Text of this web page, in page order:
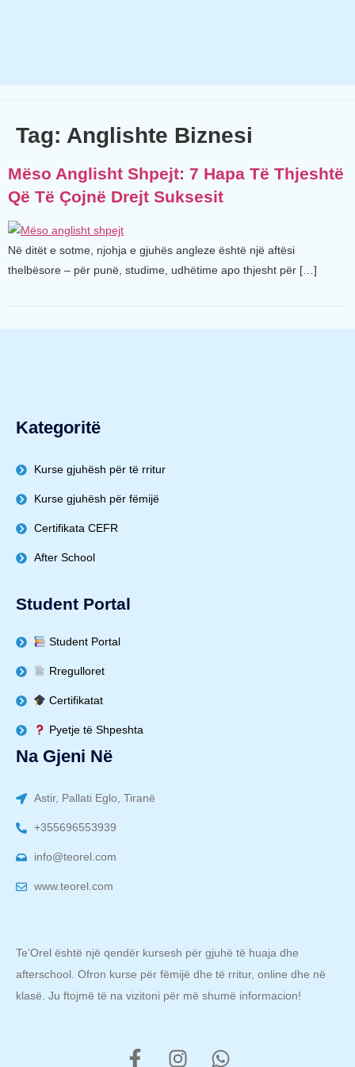
Tag: Anglishte Biznesi
Mëso Anglisht Shpejt: 7 Hapa Të Thjeshtë
Që Të Çojnë Drejt Suksesit
Në ditët e sotme, njohja e gjuhës angleze është një aftësi
thelbësore – për punë, studime, udhëtime apo thjesht për […]
Kategoritë
Kurse gjuhësh për të rritur
Kurse gjuhësh për fëmijë
Certifikata CEFR
After School
Student Portal
Student Portal
Rregulloret
Certifikatat
Pyetje të Shpeshta
Na Gjeni Në
Astir, Pallati Eglo, Tiranë
+355696553939
info@teorel.com
www.teorel.com
Te’Orel është një qendër kursesh për gjuhë të huaja dhe
afterschool. Ofron kurse për fëmijë dhe të rritur, online dhe në
klasë. Ju ftojmë të na vizitoni për më shumë informacion!